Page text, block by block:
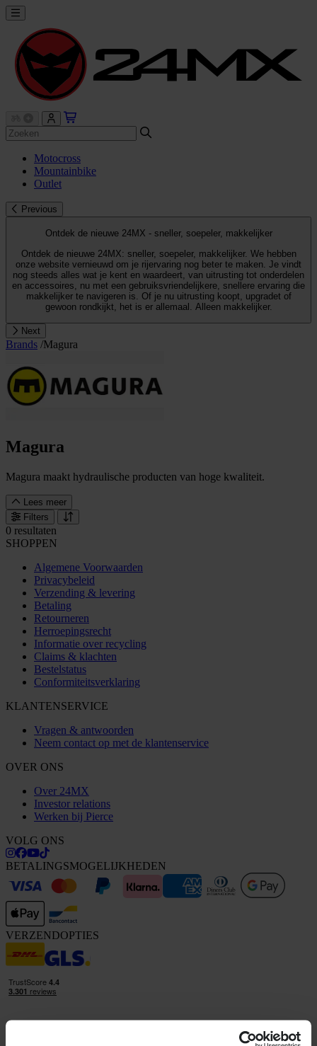
Motocross
Mountainbike
Outlet
Previous
Ontdek de nieuwe 24MX - sneller, soepeler, makkelijker
Ontdek de nieuwe 24MX: sneller, soepeler, makkelijker. We hebben
onze website vernieuwd om je rijervaring nog beter te maken. Je vindt
nog steeds alles wat je kent en waardeert, van uitrusting tot onderdelen
en accessoires, nu met een gebruiksvriendelijkere, snellere ervaring die
makkelijker te navigeren is. Of je nu uitrusting koopt, upgradet of
gewoon rondkijkt, het is er allemaal. Alleen makkelijker.
Next
Brands /Magura
Magura
Magura maakt hydraulische producten van hoge kwaliteit.
Lees meer
Filters
0 resultaten
SHOPPEN
Algemene Voorwaarden
Privacybeleid
Verzending & levering
Betaling
Retourneren
Herroepingsrecht
Informatie over recycling
Claims & klachten
Bestelstatus
Conformiteitsverklaring
KLANTENSERVICE
Vragen & antwoorden
Neem contact op met de klantenservice
OVER ONS
Over 24MX
Investor relations
Werken bij Pierce
VOLG ONS
BETALINGSMOGELIJKHEDEN
VERZENDOPTIES